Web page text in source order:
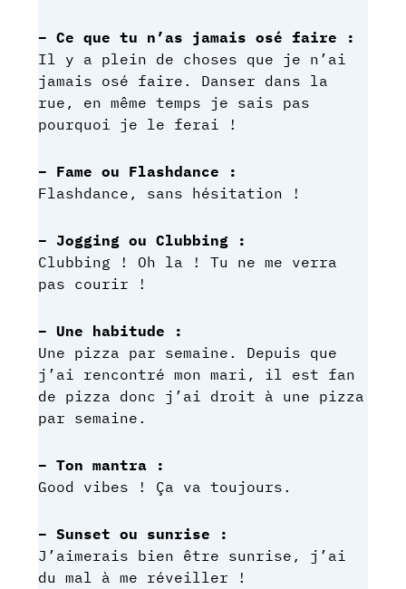
– Ce que tu n’as jamais osé faire :
Il y a plein de choses que je n’ai
jamais osé faire. Danser dans la
rue, en même temps je sais pas
pourquoi je le ferai !
– Fame ou Flashdance :
Flashdance, sans hésitation !
– Jogging ou Clubbing :
Clubbing ! Oh la ! Tu ne me verra
pas courir !
– Une habitude :
Une pizza par semaine. Depuis que
j’ai rencontré mon mari, il est fan
de pizza donc j’ai droit à une pizza
par semaine.
– Ton mantra :
Good vibes ! Ça va toujours.
– Sunset ou sunrise :
J’aimerais bien être sunrise, j’ai
du mal à me réveiller !